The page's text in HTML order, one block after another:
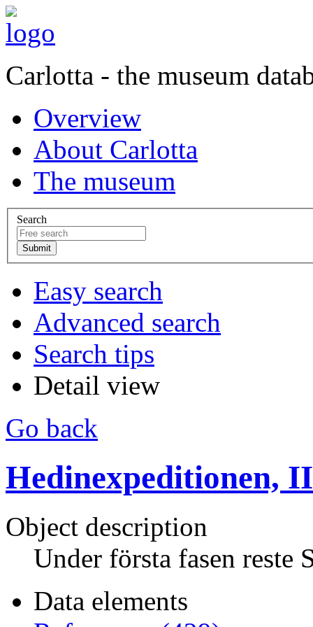
Carlotta - the museum
Overview
About Carlotta
The museum
Search
Easy search
Advanced search
Search tips
Detail view
Go back
Hedinexpeditionen,
Object description
Under första fasen reste
Data elements